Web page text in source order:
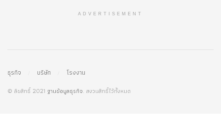
ADVERTISEMENT
ธุรกิจ บริษัท โรงงาน
© ลิขสิทธิ์ 2021 ฐานข้อมูลธุรกิจ. สงวนสิทธิ์ไว้ทั้งหมด